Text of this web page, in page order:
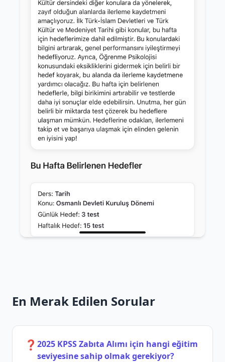
En Merak Edilen Sorular
❓ 2025 KPSS Zabıta Alımı için hangi eğitim
seviyesine sahip olmak gerekiyor?